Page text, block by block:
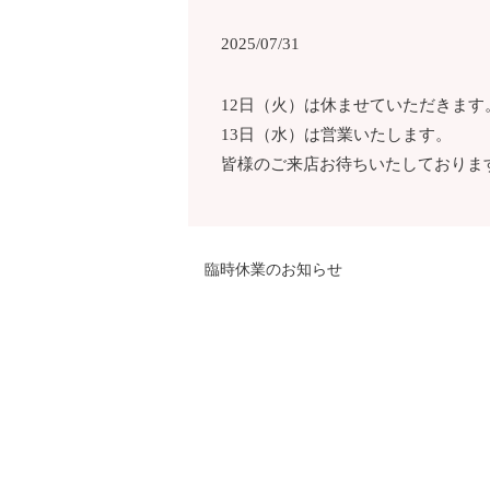
2025/07/31
12日（火）は休ませていただきます
13日（水）は営業いたします。
皆様のご来店お待ちいたしておりま
臨時休業のお知らせ